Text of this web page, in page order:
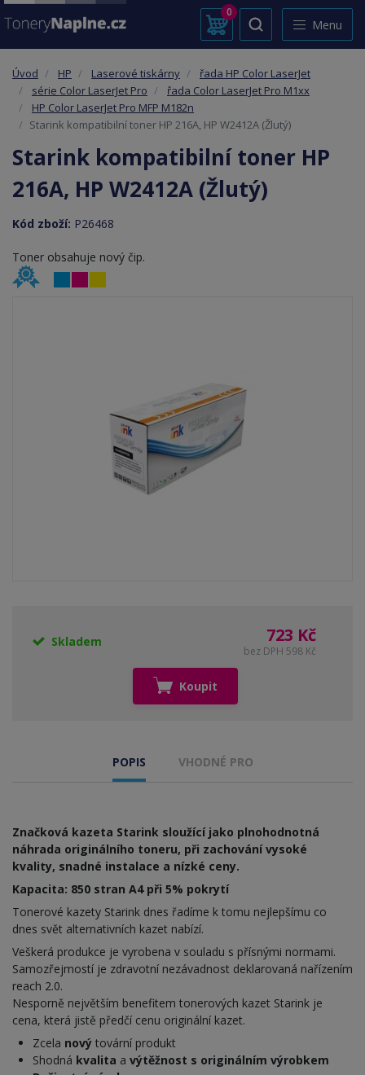
0
Menu
Úvod HP Laserové tiskárny
řada HP Color LaserJet
série Color LaserJet Pro
řada Color LaserJet Pro M1xx
HP Color LaserJet Pro MFP M182n
Starink kompatibilní toner HP 216A, HP W2412A (Žlutý)
Starink kompatibilní toner HP
216A, HP W2412A (Žlutý)
Kód zboží: P26468
Toner obsahuje nový čip.
Skladem 723 Kč
bez DPH 598 Kč
Koupit
POPIS VHODNÉ PRO
Značková kazeta Starink sloužící jako plnohodnotná
náhrada originálního toneru, při zachování vysoké
kvality, snadné instalace a nízké ceny.
Kapacita: 850 stran A4 při 5% pokrytí
Tonerové kazety Starink dnes řadíme k tomu nejlepšímu co
dnes svět alternativních kazet nabízí.
Veškerá produkce je vyrobena v souladu s přísnými normami.
Samozřejmostí je zdravotní nezávadnost deklarovaná nařízením
reach 2.0.
Nesporně největším benefitem tonerových kazet Starink je
cena, která jistě předčí cenu originální kazet.
Zcela nový tovární produkt
Shodná kvalita a výtěžnost s originálním výrobkem